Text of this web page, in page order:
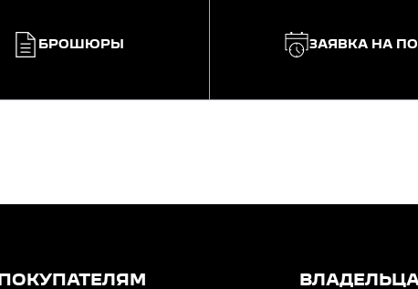
БРОШЮРЫ ЗАЯВКА НА
ПОКУПАТЕЛЯМ